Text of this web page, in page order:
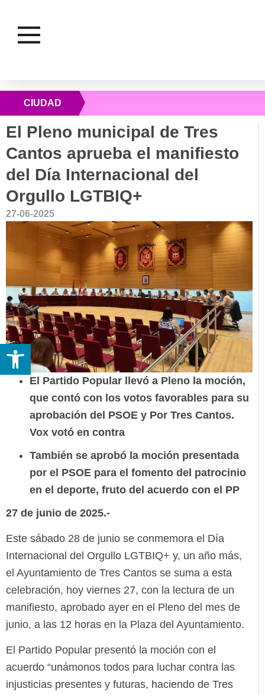
CIUDAD
El Pleno municipal de Tres
Cantos aprueba el manifiesto
del Día Internacional del
Orgullo LGTBIQ+
27-06-2025
El Partido Popular llevó a Pleno la moción,
que contó con los votos favorables para su
aprobación del PSOE y Por Tres Cantos.
Vox votó en contra
También se aprobó la moción presentada
por el PSOE para el fomento del patrocinio
en el deporte, fruto del acuerdo con el PP
27 de junio de 2025.-
Este sábado 28 de junio se conmemora el Día
Internacional del Orgullo LGTBIQ+ y, un año más,
el Ayuntamiento de Tres Cantos se suma a esta
celebración, hoy viernes 27, con la lectura de un
manifiesto, aprobado ayer en el Pleno del mes de
junio, a las 12 horas en la Plaza del Ayuntamiento.
El Partido Popular presentó la moción con el
acuerdo “unámonos todos para luchar contra las
injusticias presentes y futuras, haciendo de Tres
Abrir barra de herramientas